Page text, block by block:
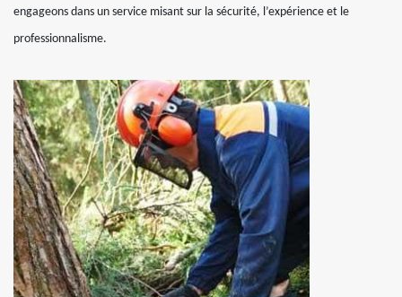
engageons dans un service misant sur la sécurité, l’expérience et le
professionnalisme.